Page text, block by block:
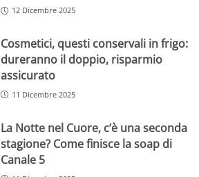
12 Dicembre 2025
Cosmetici, questi conservali in frigo:
dureranno il doppio, risparmio
assicurato
11 Dicembre 2025
La Notte nel Cuore, c’è una seconda
stagione? Come finisce la soap di
Canale 5